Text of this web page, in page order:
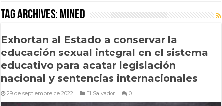
Tag Archives: Mined
Exhortan al Estado a conservar la
educación sexual integral en el sistema
educativo para acatar legislación
nacional y sentencias internacionales
29 de septiembre de 2022 El Salvador 0